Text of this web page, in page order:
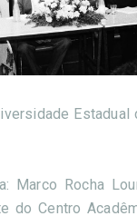
Marco Rocha
do Centro